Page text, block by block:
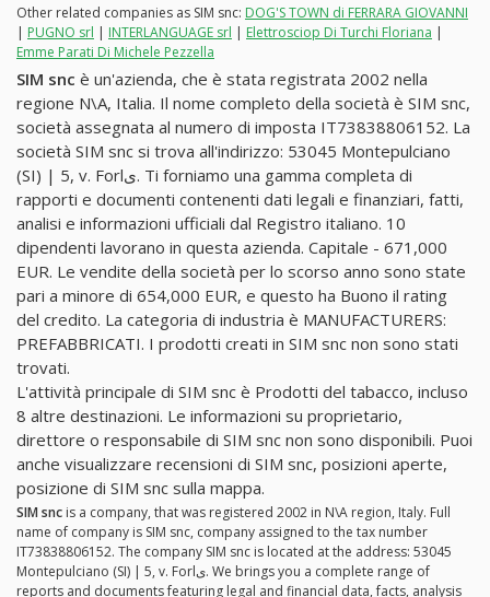
Other related companies as SIM snc: DOG'S TOWN di FERRARA GIOVANNI
| PUGNO srl | INTERLANGUAGE srl | Elettrosciop Di Turchi Floriana |
Emme Parati Di Michele Pezzella
SIM snc è un'azienda, che è stata registrata 2002 nella
regione N\A, Italia. Il nome completo della società è SIM snc,
società assegnata al numero di imposta IT73838806152. La
società SIM snc si trova all'indirizzo: 53045 Montepulciano
(SI) | 5, v. Forlى. Ti forniamo una gamma completa di
rapporti e documenti contenenti dati legali e finanziari, fatti,
analisi e informazioni ufficiali dal Registro italiano. 10
dipendenti lavorano in questa azienda. Capitale - 671,000
EUR. Le vendite della società per lo scorso anno sono state
pari a minore di 654,000 EUR, e questo ha Buono il rating
del credito. La categoria di industria è MANUFACTURERS:
PREFABBRICATI. I prodotti creati in SIM snc non sono stati
trovati.
L'attività principale di SIM snc è Prodotti del tabacco, incluso
8 altre destinazioni. Le informazioni su proprietario,
direttore o responsabile di SIM snc non sono disponibili. Puoi
anche visualizzare recensioni di SIM snc, posizioni aperte,
posizione di SIM snc sulla mappa.
SIM snc is a company, that was registered 2002 in N\A region, Italy. Full
name of company is SIM snc, company assigned to the tax number
IT73838806152. The company SIM snc is located at the address: 53045
Montepulciano (SI) | 5, v. Forlى. We brings you a complete range of
reports and documents featuring legal and financial data, facts, analysis